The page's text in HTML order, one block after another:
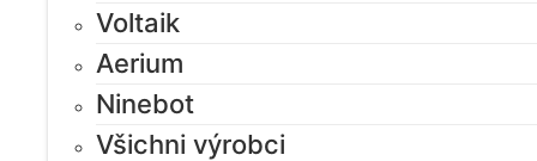
Voltaik
Aerium
Ninebot
Všichni výrobci